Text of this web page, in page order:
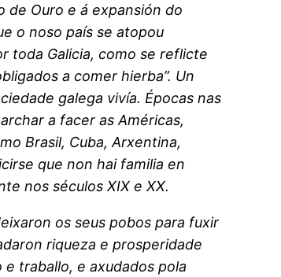
de Ouro e á expansión do
o noso país se atopou
toda Galicia, como se reflicte
a comer hierba”. Un
galega vivía. Épocas nas
a facer as Américas,
Brasil, Cuba, Arxentina,
que non hai familia en
nos séculos XIX e XX.
os seus pobos para fuxir
riqueza e prosperidade
traballo, e axudados pola